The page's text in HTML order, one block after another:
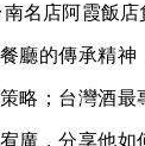
名店阿霞飯店
廳的傳承精神
略；台灣酒最
廣，分享他如